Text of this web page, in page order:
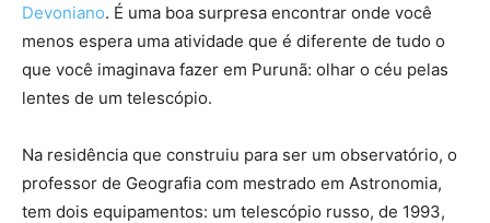
Devoniano. É uma boa surpresa encontrar onde você
menos espera uma atividade que é diferente de tudo o
que você imaginava fazer em Purunã: olhar o céu pelas
lentes de um telescópio.
Na residência que construiu para ser um observatório, o
professor de Geografia com mestrado em Astronomia,
tem dois equipamentos: um telescópio russo, de 1993,